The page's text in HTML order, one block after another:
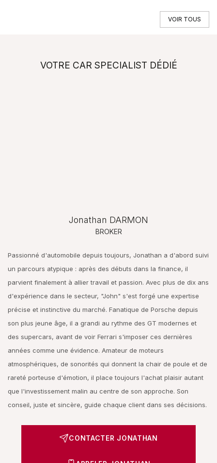
VOIR TOUS
VOTRE CAR SPECIALIST DÉDIÉ
Jonathan DARMON
BROKER
Passionné d'automobile depuis toujours, Jonathan a d'abord suivi
un parcours atypique : après des débuts dans la finance, il
parvient finalement à allier travail et passion. Avec plus de dix ans
d'expérience dans le secteur, "John" s'est forgé une expertise
précise et instinctive du marché. Fanatique de Porsche depuis
son plus jeune âge, il a grandi au rythme des GT modernes et
des supercars, avant de voir Ferrari s'imposer ces dernières
années comme une évidence. Amateur de moteurs
atmosphériques, de sonorités qui donnent la chair de poule et de
rareté porteuse d'émotion, il place toujours l'achat plaisir autant
que l'investissement malin au centre de son approche. Son
conseil, juste et sincère, guide chaque client dans ses décisions.
CONTACTER JONATHAN